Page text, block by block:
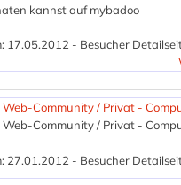
kannst auf mybadoo
17.05.2012 - Besucher
Community / Privat -
Community / Privat -
27.01.2012 - Besucher